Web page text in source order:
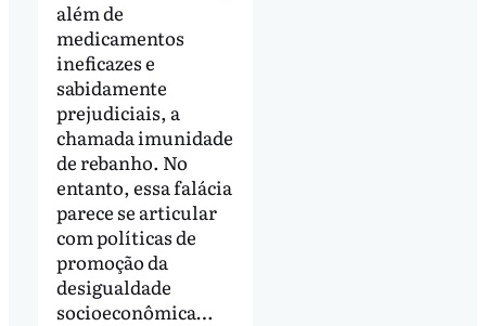
além de
medicamentos
ineficazes e
sabidamente
prejudiciais, a
chamada imunidade
de rebanho. No
entanto, essa falácia
parece se articular
com políticas de
promoção da
desigualdade
socioeconômica…